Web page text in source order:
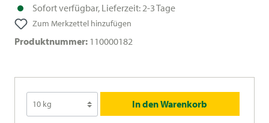
Sofort verfügbar, Lieferzeit: 2-3 Tage
Zum Merkzettel hinzufügen
Produktnummer: 110000182
In den Warenkorb